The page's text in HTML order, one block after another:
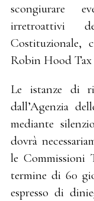
scongiurare
irretroattivi
Costituzionale,
Robin Hood Tax
Le istanze di
dall’Agenzia
mediante
dovrà
le Commissioni
termine di 60
espresso di